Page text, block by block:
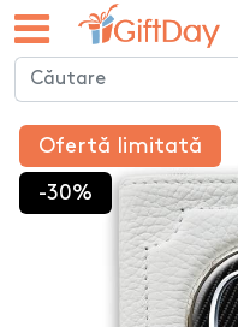
Ofertă limitată
-30%